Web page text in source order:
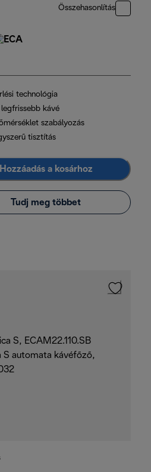
Összehasonlítás
technológia
kávé
szabályozás
tisztítás
a kosárhoz
Tudj meg többet